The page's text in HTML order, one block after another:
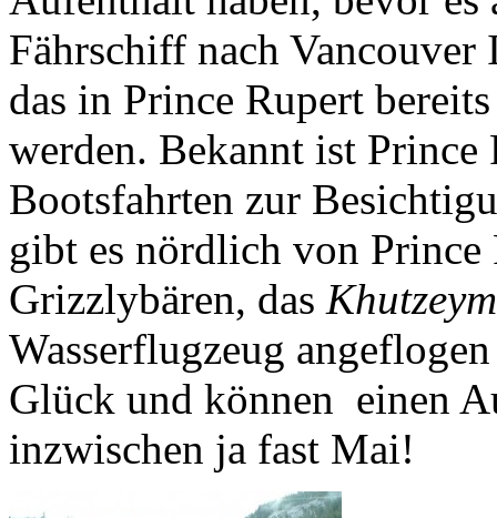
Fährschiff nach
das in Prince Rupert
werden. Bekannt ist Prince
Bootsfahrten zur
gibt es nördlich von Prince
Grizzlybären, das
Wasserflugzeug
Glück und können einen
inzwischen ja fast Mai!